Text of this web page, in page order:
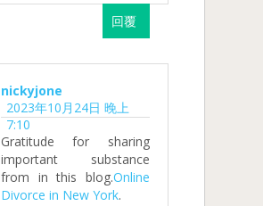
回覆
nickyjone
2023年10月24日 晚上
7:10
Gratitude for sharing
important substance
from in this blog.Online
Divorce in New York.